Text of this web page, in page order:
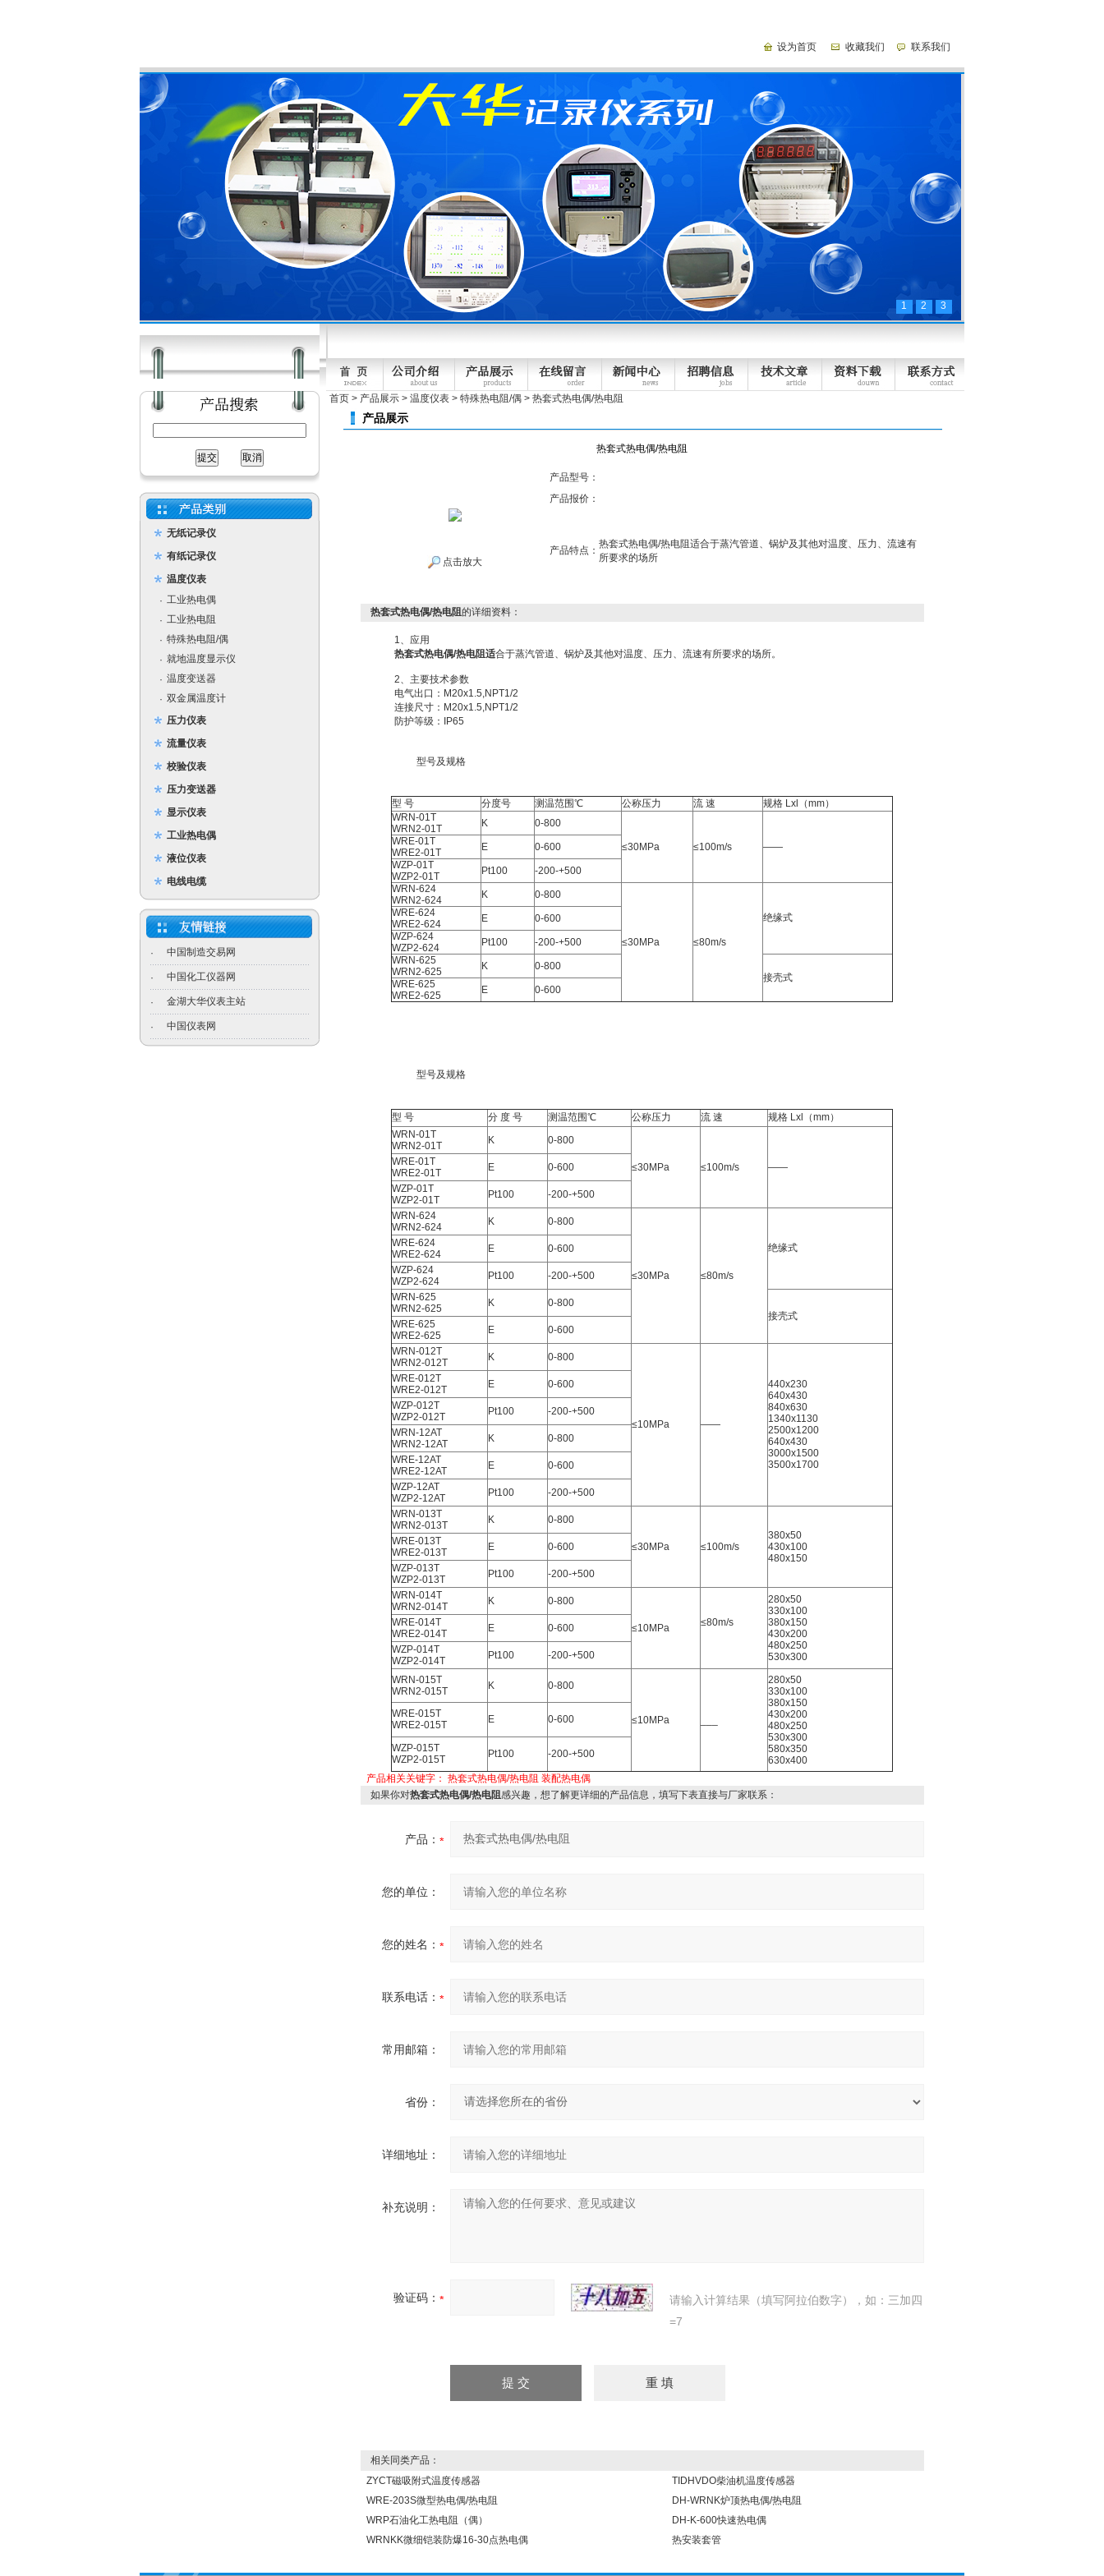
设为首页 收藏我们 联系我们
1 2 3
无纸记录仪
有纸记录仪
温度仪表
· 工业热电偶
· 工业热电阻
· 特殊热电阻/偶
· 就地温度显示仪
· 温度变送器
· 双金属温度计
压力仪表
流量仪表
校验仪表
压力变送器
显示仪表
工业热电偶
液位仪表
电线电缆
· 中国制造交易网
· 中国化工仪器网
· 金湖大华仪表主站
· 中国仪表网
首页 > 产品展示 > 温度仪表 > 特殊热电阻/偶 > 热套式热电偶/热电阻
产品展示
热套式热电偶/热电阻
点击放大
产品型号：
产品报价：
产品特点：
热套式热电偶/热电阻适合于蒸汽管道、锅炉及其他对温度、压力、流速有
所要求的场所
热套式热电偶/热电阻的详细资料：
1、应用
热套式热电偶/热电阻适合于蒸汽管道、锅炉及其他对温度、压力、流速有所要求的场所。
2、主要技术参数
电气出口：M20x1.5,NPT1/2
连接尺寸：M20x1.5,NPT1/2
防护等级：IP65
型号及规格
型 号 分度号 测温范围℃ 公称压力 流 速
规格 Lxl（mm）
WRN-01T
WRN2-01T
K 0-800
≤30MPa ≤100m/s ——
WRE-01T
WRE2-01T
E
0-600
WZP-01T
WZP2-01T
Pt100
-200-+500
WRN-624
WRN2-624
K 0-800
≤30MPa ≤80m/s
绝缘式
WRE-624
WRE2-624
E
0-600
WZP-624
WZP2-624
Pt100
-200-+500
WRN-625
WRN2-625
K
0-800
接壳式
WRE-625
WRE2-625
E 0-600
型号及规格
型 号 分 度 号 测温范围℃ 公称压力 流 速
规格 Lxl（mm）
WRN-01T
WRN2-01T
K 0-800
≤30MPa ≤100m/s ——
WRE-01T
WRE2-01T
E
0-600
WZP-01T
WZP2-01T
Pt100
-200-+500
WRN-624
WRN2-624
K 0-800
≤30MPa ≤80m/s
绝缘式
WRE-624
WRE2-624
E
0-600
WZP-624
WZP2-624
Pt100
-200-+500
WRN-625
WRN2-625
K
0-800
接壳式
WRE-625
WRE2-625
E
0-600
WRN-012T
WRN2-012T
K 0-800
≤10MPa ——
440x230
640x430
840x630
1340x1130
2500x1200
640x430
3000x1500
3500x1700
WRE-012T
WRE2-012T
E
0-600
WZP-012T
WZP2-012T
Pt100
-200-+500
WRN-12AT
WRN2-12AT
K
0-800
WRE-12AT
WRE2-12AT
E
0-600
WZP-12AT
WZP2-12AT
Pt100
-200-+500
WRN-013T
WRN2-013T
K 0-800
≤30MPa ≤100m/s
380x50
430x100
480x150
WRE-013T
WRE2-013T
E
0-600
WZP-013T
WZP2-013T
Pt100
-200-+500
WRN-014T
WRN2-014T
K 0-800
≤10MPa ≤80m/s
280x50
330x100
380x150
430x200
480x250
530x300
WRE-014T
WRE2-014T
E
0-600
WZP-014T
WZP2-014T
Pt100 -200-+500
WRN-015T
WRN2-015T
K 0-800
≤10MPa
280x50
330x100
380x150
430x200
480x250
530x300
580x350
630x400
WRE-015T
WRE2-015T
E 0-600
WZP-015T
WZP2-015T
Pt100 -200-+500
产品相关关键字： 热套式热电偶/热电阻 装配热电偶
如果你对热套式热电偶/热电阻感兴趣，想了解更详细的产品信息，填写下表直接与厂家联系：
产品：
您的单位：
您的姓名：
联系电话：
常用邮箱：
省份：
详细地址：
补充说明：
验证码：
请输入计算结果（填写阿拉伯数字），如：三加四
=7
相关同类产品：
ZYCT磁吸附式温度传感器
TIDHVDO柴油机温度传感器
WRE-203S微型热电偶/热电阻
DH-WRNK炉顶热电偶/热电阻
WRP石油化工热电阻（偶）
DH-K-600快速热电偶
WRNKK微细铠装防爆16-30点热电偶
热安装套管